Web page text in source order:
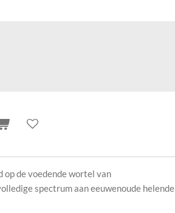
de voedende wortel van
spectrum aan eeuwenoude helende